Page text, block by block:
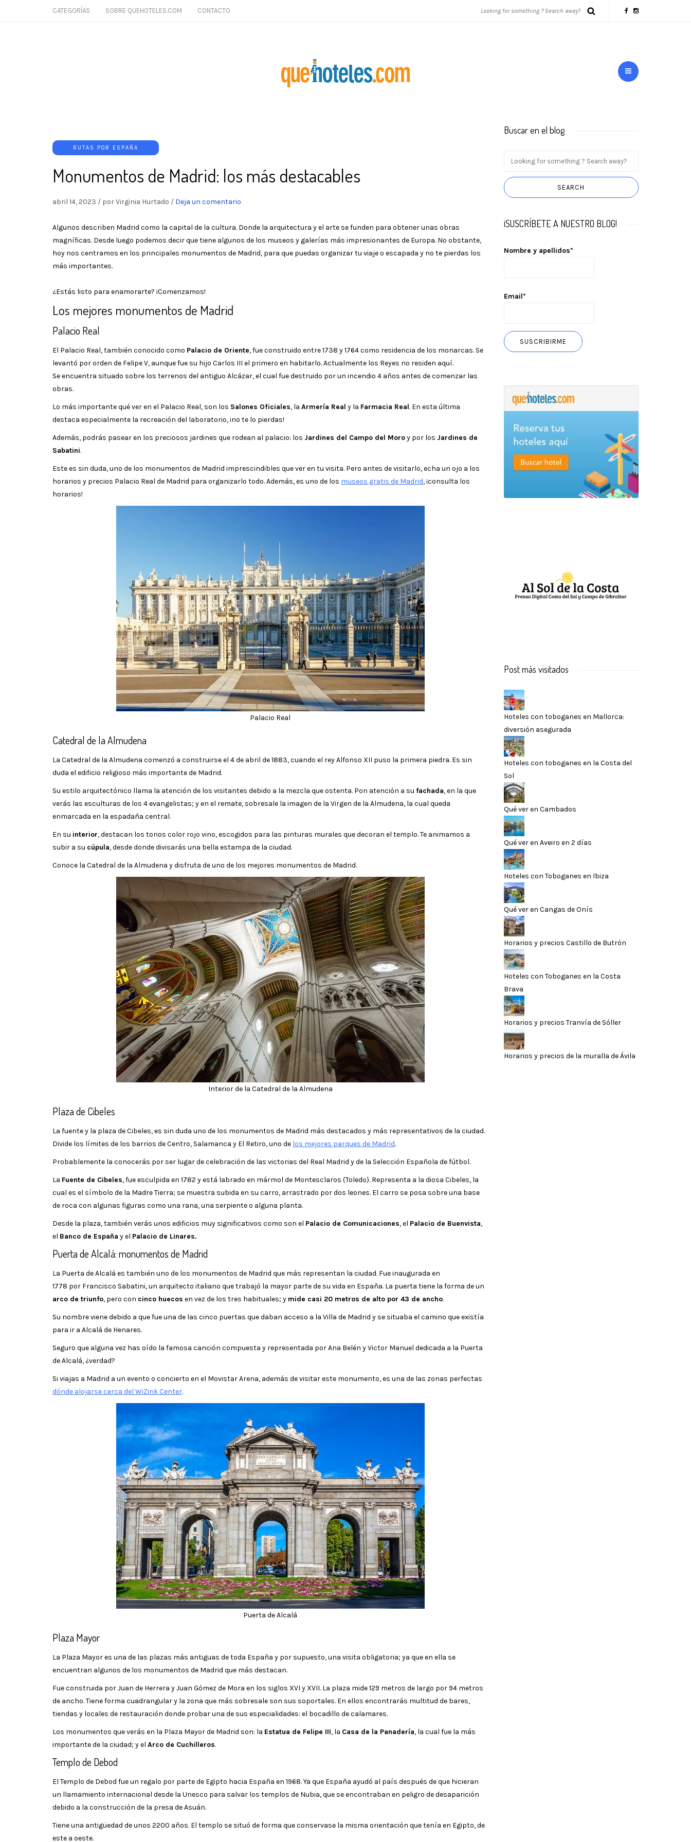
CATEGORÍAS SOBRE QUEHOTELES.COM CONTACTO
RUTAS POR ESPAÑA
Monumentos de Madrid: los más destacables
abril 14, 2023 / por Virginia Hurtado / Deja un comentario
Algunos describen Madrid como la capital de la cultura. Donde la arquitectura y el arte se funden para obtener unas obras
magníficas. Desde luego podemos decir que tiene algunos de los museos y galerías más impresionantes de Europa. No obstante,
hoy nos centramos en los principales monumentos de Madrid, para que puedas organizar tu viaje o escapada y no te pierdas los
más importantes.
¿Estás listo para enamorarte? ¡Comenzamos!
Los mejores monumentos de Madrid
Palacio Real
El Palacio Real, también conocido como Palacio de Oriente, fue construido entre 1738 y 1764 como residencia de los monarcas. Se
levantó por orden de Felipe V, aunque fue su hijo Carlos III el primero en habitarlo. Actualmente los Reyes no residen aquí.
Se encuentra situado sobre los terrenos del antiguo Alcázar, el cual fue destruido por un incendio 4 años antes de comenzar las
obras.
Lo más importante qué ver en el Palacio Real, son los Salones Oficiales, la Armería Real y la Farmacia Real. En esta última
destaca especialmente la recreación del laboratorio, ¡no te lo pierdas!
Además, podrás pasear en los preciosos jardines que rodean al palacio: los Jardines del Campo del Moroy por los Jardines de
Sabatini.
Este es sin duda, uno de los monumentos de Madrid imprescindibles que ver en tu visita. Pero antes de visitarlo, echa un ojo a los
horarios y precios Palacio Real de Madrid para organizarlo todo. Además, es uno de los museos gratis de Madrid, ¡consulta los
horarios!
Palacio Real
Catedral de la Almudena
La Catedral de la Almudena comenzó a construirse el 4 de abril de 1883, cuando el rey Alfonso XII puso la primera piedra. Es sin
duda el edificio religioso más importante de Madrid.
Su estilo arquitectónico llama la atención de los visitantes debido a la mezcla que ostenta. Pon atención a su fachada, en la que
verás las esculturas de los 4 evangelistas; y en el remate, sobresale la imagen de la Virgen de la Almudena, la cual queda
enmarcada en la espadaña central.
En su interior, destacan los tonos color rojo vino, escogidos para las pinturas murales que decoran el templo. Te animamos a
subir a su cúpula, desde donde divisarás una bella estampa de la ciudad.
Conoce la Catedral de la Almudena y disfruta de uno de los mejores monumentos de Madrid.
Interior de la Catedral de la Almudena
Plaza de Cibeles
La fuente y la plaza de Cibeles, es sin duda uno de los monumentos de Madrid más destacados y más representativos de la ciudad.
Divide los límites de los barrios de Centro, Salamanca y El Retiro, uno de los mejores parques de Madrid.
Probablemente la conocerás por ser lugar de celebración de las victorias del Real Madrid y de la Selección Española de fútbol.
La Fuente de Cibeles, fue esculpida en 1782 y está labrado en mármol de Montesclaros (Toledo). Representa a la diosa Cibeles, la
cual es el símbolo de la Madre Tierra; se muestra subida en su carro, arrastrado por dos leones. El carro se posa sobre una base
de roca con algunas figuras como una rana, una serpiente o alguna planta.
Desde la plaza, también verás unos edificios muy significativos como son el Palacio de Comunicaciones, el Palacio de Buenvista,
el Banco de España y el Palacio de Linares.
Puerta de Alcalá: monumentos de Madrid
La Puerta de Alcalá es también uno de los monumentos de Madrid que más representan la ciudad. Fue inaugurada en
1778 por Francisco Sabatini, un arquitecto italiano que trabajó la mayor parte de su vida en España. La puerta tiene la forma de un
arco de triunfo, pero con cinco huecos en vez de los tres habituales; y mide casi 20 metros de alto por 43 de ancho.
Su nombre viene debido a que fue una de las cinco puertas que daban acceso a la Villa de Madrid y se situaba el camino que existía
para ir a Alcalá de Henares.
Seguro que alguna vez has oído la famosa canción compuesta y representada por Ana Belén y Victor Manuel dedicada a la Puerta
de Alcalá, ¿verdad?
Si viajas a Madrid a un evento o concierto en el Movistar Arena, además de visitar este monumento, es una de las zonas perfectas
dónde alojarse cerca del WiZink Center.
Puerta de Alcalá
Plaza Mayor
La Plaza Mayor es una de las plazas más antiguas de toda España y por supuesto, una visita obligatoria; ya que en ella se
encuentran algunos de los monumentos de Madrid que más destacan.
Fue construida por Juan de Herrera y Juan Gómez de Mora en los siglos XVI y XVII. La plaza mide 129 metros de largo por 94 metros
de ancho. Tiene forma cuadrangular y la zona que más sobresale son sus soportales. En ellos encontrarás multitud de bares,
tiendas y locales de restauración donde probar una de sus especialidades: el bocadillo de calamares.
Los monumentos que verás en la Plaza Mayor de Madrid son: la Estatua de Felipe III, la Casa de la Panadería, la cual fue la más
importante de la ciudad; y el Arco de Cuchilleros.
Templo de Debod
El Templo de Debod fue un regalo por parte de Egipto hacia España en 1968. Ya que España ayudó al país después de que hicieran
un llamamiento internacional desde la Unesco para salvar los templos de Nubia, que se encontraban en peligro de desaparición
debido a la construcción de la presa de Asuán.
Tiene una antigüedad de unos 2200 años. El templo se situó de forma que conservase la misma orientación que tenía en Egipto, de
este a oeste.
Buscar en el blog
¡SUSCRÍBETE A NUESTRO BLOG!
Nombre y apellidos*
Email*
Post más visitados
Hoteles con toboganes en Mallorca:
diversión asegurada
Hoteles con toboganes en la Costa del
Sol
Qué ver en Cambados
Qué ver en Aveiro en 2 días
Hoteles con Toboganes en Ibiza
Qué ver en Cangas de Onís
Horarios y precios Castillo de Butrón
Hoteles con Toboganes en la Costa
Brava
Horarios y precios Tranvía de Sóller
Horarios y precios de la muralla de Ávila